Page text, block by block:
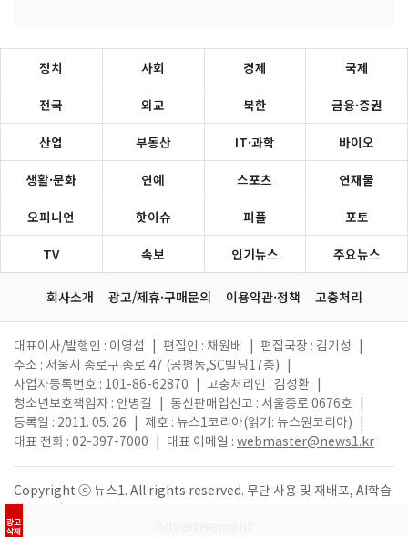
광고
삭제
정치 사회 경제 국제
전국 외교 북한 금융·증권
산업 부동산 IT·과학 바이오
생활·문화 연예 스포츠 연재물
오피니언 핫이슈 피플 포토
TV 속보 인기뉴스 주요뉴스
회사소개 광고/제휴·구매문의 이용약관·정책 고충처리
대표이사/발행인 : 이영섭 편집인 : 채원배 편집국장 : 김기성
주소 : 서울시 종로구 종로 47 (공평동,SC빌딩17층)
사업자등록번호 : 101-86-62870
고충처리인 : 김성환
청소년보호책임자 : 안병길
통신판매업신고 : 서울종로 0676호
등록일 : 2011. 05. 26
제호 : 뉴스1코리아(읽기: 뉴스원코리아)
대표 전화 : 02-397-7000
대표 이메일 : webmaster@news1.kr
Copyright ⓒ 뉴스1. All rights reserved. 무단 사용 및 재배포, AI학습
활용 금지.